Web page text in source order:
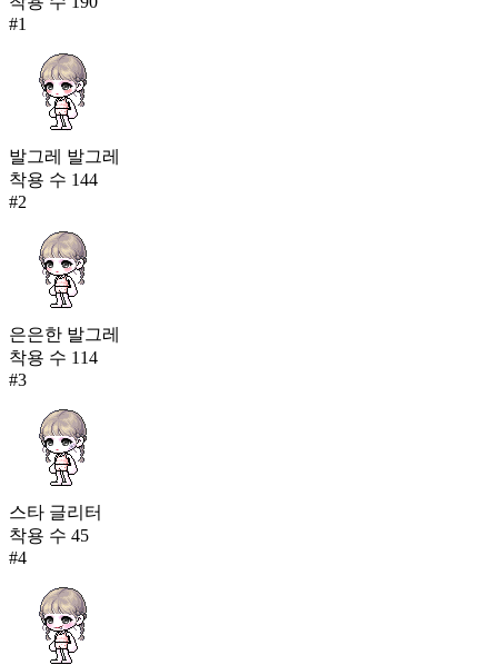
#1
발그레 발그레
착용 수 144
#2
은은한 발그레
착용 수 114
#3
스타 글리터
착용 수 45
#4